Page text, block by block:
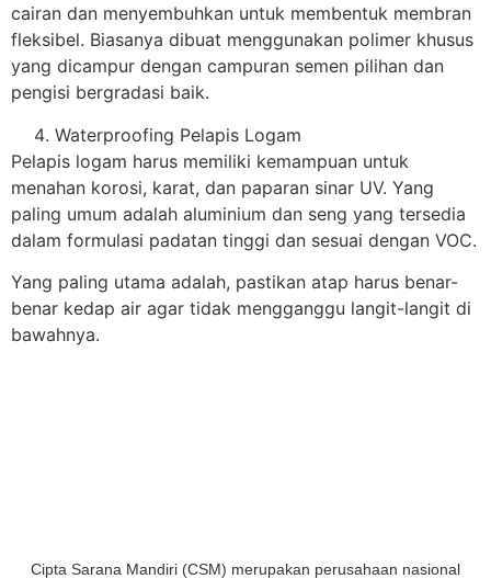
cairan dan menyembuhkan untuk membentuk membran
fleksibel. Biasanya dibuat menggunakan polimer khusus
yang dicampur dengan campuran semen pilihan dan
pengisi bergradasi baik.
Waterproofing Pelapis Logam
Pelapis logam harus memiliki kemampuan untuk
menahan korosi, karat, dan paparan sinar UV. Yang
paling umum adalah aluminium dan seng yang tersedia
dalam formulasi padatan tinggi dan sesuai dengan VOC.
Yang paling utama adalah, pastikan atap harus benar-
benar kedap air agar tidak mengganggu langit-langit di
bawahnya.
Cipta Sarana Mandiri (CSM) merupakan perusahaan nasional